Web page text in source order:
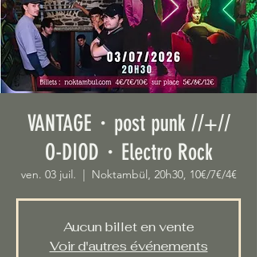
VANTAGE・post punk //+//
O-DIOD・Electro Rock
ven. 03 juil. Noktambül, 20h30, 10€/7€/4€
Aucun billet en vente
Voir d'autres événements